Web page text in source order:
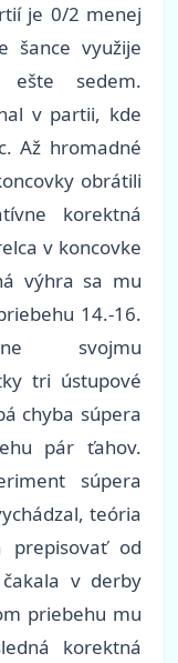
je 0/2 menej
šance využije
sedem.
v partii, kde
Až hromadné
obrátili
korektná
v koncovke
výhra sa mu
14.-16.
svojmu
tri ústupové
chyba súpera
pár ťahov.
súpera
teória
prepisovať od
v derby
priebehu mu
korektná